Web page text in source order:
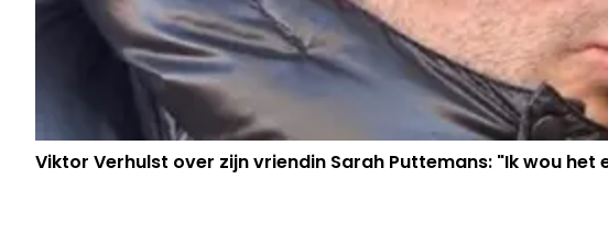
Viktor Verhulst over zijn vriendin Sarah Puttemans: "Ik wou